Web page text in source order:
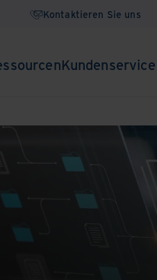
Kontaktieren Sie uns
Kundenservice